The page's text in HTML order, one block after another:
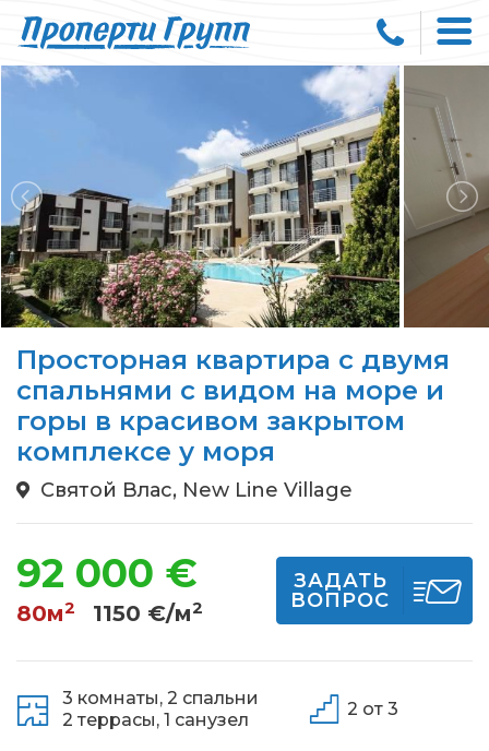
Просторная квартира с двумя
спальнями с видом на море и
горы в красивом закрытом
комплексе у моря
Святой Влас, New Line Village
92 000 €
80м2 1150 €/м2
ЗАДАТЬ
ВОПРОС
3 комнаты, 2 спальни
2 террасы, 1 санузел
2 от 3